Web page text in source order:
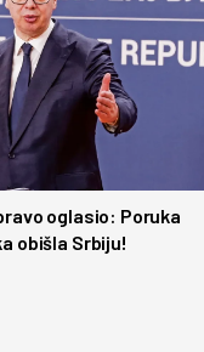
oglasio: Poruka
obišla Srbiju!